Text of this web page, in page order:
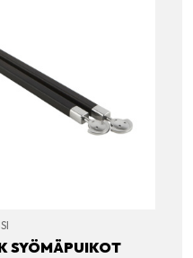
SYÖMÄPUIKOT